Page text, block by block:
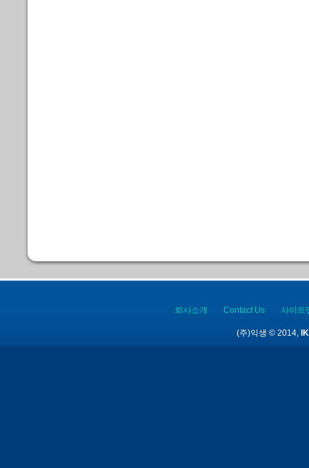
회사소개 Contact Us 사이트
(주)익생 © 2014,